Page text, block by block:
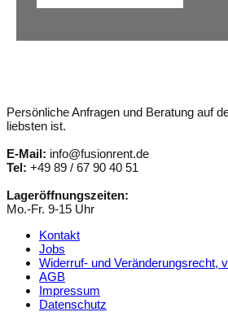
Persönliche Anfragen und Beratung auf
liebsten ist.
E-Mail: info@fusionrent.de
Tel: +49 89 / 67 90 40 51
Lageröffnungszeiten:
Mo.-Fr. 9-15 Uhr
Kontakt
Jobs
Widerruf- und Veränderungsrecht,
AGB
Impressum
Datenschutz